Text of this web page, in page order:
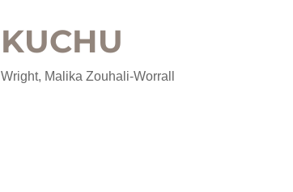
Malika Zouhali-Worrall